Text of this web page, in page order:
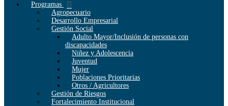
Programas
Agropecuario
Desarrollo Empresarial
Gestión Social
Adulto Mayor/Inclusión de personas con
discapacidades
Niñez y Adolescencia
Juventud
Mujer
Poblaciones Prioritarias
Otros / Agricultores
Gestión de Riesgos
Fortalecimiento Institucional